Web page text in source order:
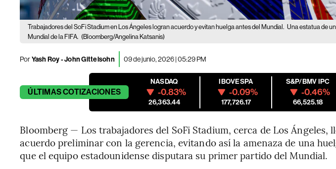
Trabajadores del SoFi Stadium en Los Ángeles logran acuerdo y evitan huelga antes del Mundial. Una estatua de
Mundial de la FIFA. (Bloomberg/Angelina Katsanis)
PorYash Roy - John Gittelsohn 09 de junio, 2026 | 05:29 PM
ÚLTIMASCOTIZACIONES
NASDAQ
-0.83%
26,363.44
IBOVESPA
-0.09%
177,726.17
S&P/BMV IPC
-0.46%
66,525.18
Bloomberg — Los trabajadores del SoFi Stadium, cerca de Los Ángeles,
acuerdo preliminar con la gerencia, evitando así la amenaza de una
que el equipo estadounidense disputara su primer partido del Mundial.